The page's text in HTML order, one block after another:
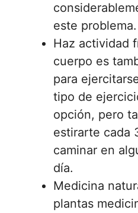
este problema.
Haz actividad
cuerpo es
para
tipo de
opción, pero
estirarte cada
caminar en
día.
Medicina
plantas